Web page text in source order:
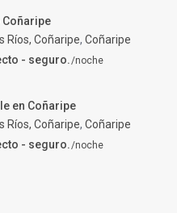
Coñaripe
Ríos, Coñaripe, Coñaripe
- seguro./noche
en Coñaripe
Ríos, Coñaripe, Coñaripe
- seguro./noche